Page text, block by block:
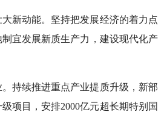
大新动能。坚持把发展经济的着力点
宜发展新质生产力，建设现代化产
持续推进重点产业提质升级，新部
项目，安排2000亿元超长期特别国